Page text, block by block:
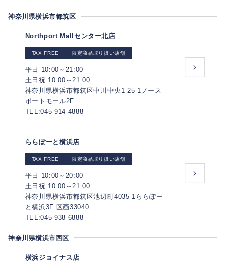
神奈川県横浜市都筑区
Northport Mallセンター北店
TAX FREE 限定商品取り扱い店舗
平日 10:00～21:00
土日祝 10:00～21:00
神奈川県横浜市都筑区中川中央1-25-1ノース
ポートモール2F
TEL:045-914-4888
ららぽーと横浜店
TAX FREE 限定商品取り扱い店舗
平日 10:00～20:00
土日祝 10:00～21:00
神奈川県横浜市都筑区池辺町4035-1ららぽー
と横浜3F 区画33040
TEL:045-938-6888
神奈川県横浜市西区
横浜ジョイナス店